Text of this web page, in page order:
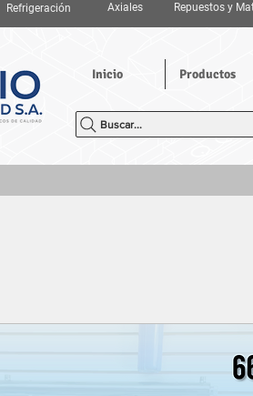
Refrigeración Axiales Repuestos y
Inicio Productos
Buscar...